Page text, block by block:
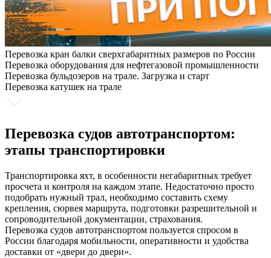
Перевозка кран балки сверхгабаритных размеров по России
Перевозка оборудования для нефтегазовой промышленности
Перевозка бульдозеров на трале. Загрузка и старт
Перевозка катушек на трале
Перевозка судов автотранспортом:
этапы транспортировки
Транспортировка яхт, в особенности негабаритных требует
просчета и контроля на каждом этапе. Недостаточно просто
подобрать нужный трал, необходимо составить схему
крепления, сюрвея маршрута, подготовки разрешительной и
сопроводительной документации, страхования.
Перевозка судов автотранспортом пользуется спросом в
России благодаря мобильности, оперативности и удобства
доставки от «двери до двери».